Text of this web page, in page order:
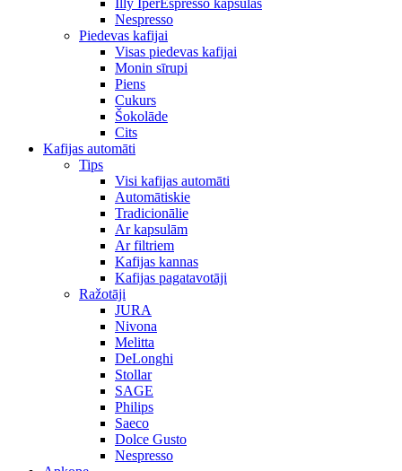
Illy IperEspresso kapsulas
Nespresso
Piedevas kafijai
Visas piedevas kafijai
Monin sīrupi
Piens
Cukurs
Šokolāde
Cits
Kafijas automāti
Tips
Visi kafijas automāti
Automātiskie
Tradicionālie
Ar kapsulām
Ar filtriem
Kafijas kannas
Kafijas pagatavotāji
Ražotāji
JURA
Nivona
Melitta
DeLonghi
Stollar
SAGE
Philips
Saeco
Dolce Gusto
Nespresso